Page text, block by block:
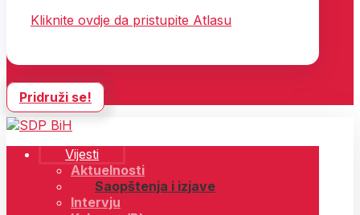
Kliknite ovdje da pristupite Atlasu
Pridruži se!
Vijesti
Aktuelnosti
Saopštenja i izjave
Intervju